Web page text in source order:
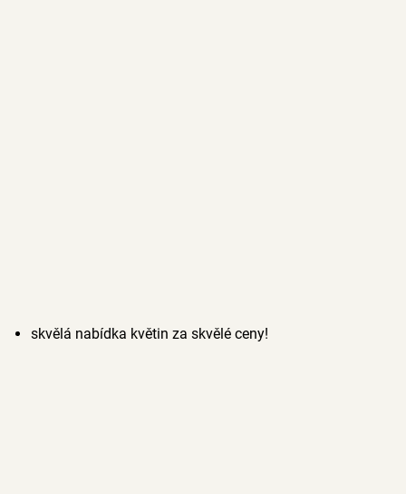
skvělá nabídka květin za skvělé ceny!